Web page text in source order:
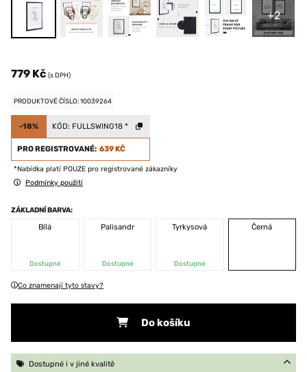
+2
779 Kč (s DPH)
PRODUKTOVÉ ČÍSLO: 10039264
-18% KÓD: FULLSWING18 *
PRO REGISTROVANÉ: 639 KČ
*Nabídka platí POUZE pro registrované zákazníky
Podmínky použití
ZÁKLADNÍ BARVA:
Bílá
Dostupné
Palisandr
Dostupné
Tyrkysová
Dostupné
Černá
Co znamenají tyto stavy?
Do košíku
Dostupné i v jiné kvalitě